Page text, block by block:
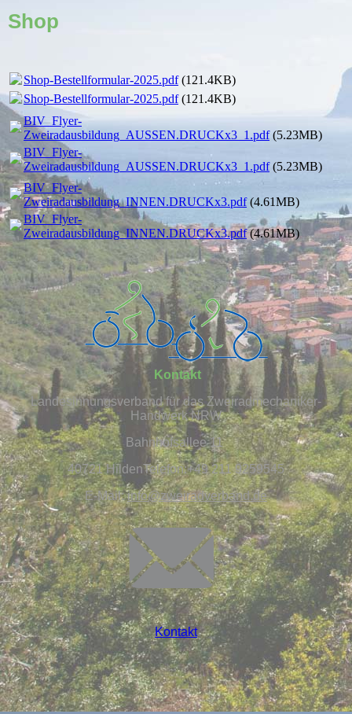
Shop
Shop-Bestellformular-2025.pdf(121.4KB)
Shop-Bestellformular-2025.pdf(121.4KB)
BIV_Flyer-
Zweiradausbildung_AUSSEN.DRUCKx3_1.pdf(5.23MB)
BIV_Flyer-
Zweiradausbildung_AUSSEN.DRUCKx3_1.pdf(5.23MB)
BIV_Flyer-
Zweiradausbildung_INNEN.DRUCKx3.pdf(4.61MB)
BIV_Flyer-
Zweiradausbildung_INNEN.DRUCKx3.pdf(4.61MB)
Kontakt
Landesinnungsverband für das Zweiradmechaniker-
Handwerk NRW
Bahnhofsallee 11
40721 HildenTelefon:+49 211 9259545
E-Mail:info@zweiradverband.de
Kontakt